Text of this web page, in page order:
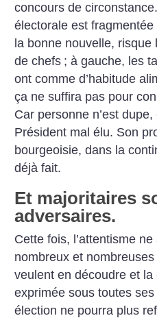
concours de
électorale est fragmentée
la bonne nouvelle,
de chefs ; à gauche, les
ont comme d’habitude
ça ne suffira pas pour
Car personne n’est
Président mal élu. Son
bourgeoisie, dans la
déjà fait.
Et majoritaires
adversaires.
Cette fois, l’attentisme
nombreux et
veulent en découdre et
exprimée sous toutes
élection ne pourra plus